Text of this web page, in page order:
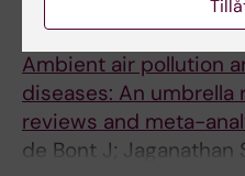
JOURNAL OF
2022;291(6):779-800
Ambient air pollution
diseases: An
reviews and meta-
de Bont J; Jaganathan